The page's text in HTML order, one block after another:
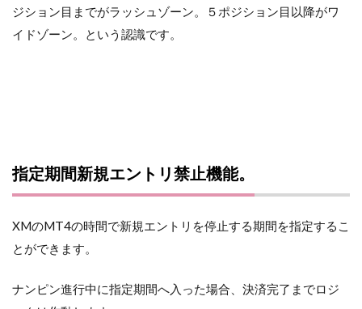
ジション目までがラッシュゾーン。５ポジション目以降がワ
イドゾーン。という認識です。
指定期間新規エントリ禁止機能。
XMのMT4の時間で新規エントリを停止する期間を指定するこ
とができます。
ナンピン進行中に指定期間へ入った場合、決済完了までロジ